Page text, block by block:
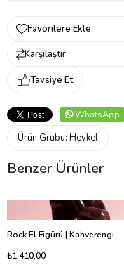
Favorilere Ekle
Karşılaştır
Tavsiye Et
WhatsApp
Ürün Grubu: Heykel
Benzer Ürünler
Rock El Figürü | Kahverengi
₺1.410,00